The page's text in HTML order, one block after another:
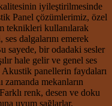
iyileştirilmesinde
Panel çözümlerimiz, özel
teknikleri kullanılarak
dalgalarını emerek
sayede, bir odadaki sesler
hale gelir ve genel ses
panellerin faydaları
zamanda mekanların
renk, desen ve doku
uyum sağlarlar.